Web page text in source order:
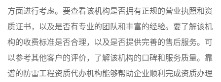
方面进行考虑。要查看该机构是否拥有正规的营业执照和资
质证书，以及是否有专业的团队和丰富的经验。要了解该机
构的收费标准是否合理，以及是否提供完善的售后服务。可
以参考其他客户的评价，了解该机构的口碑和服务质量。靠
谱的防雷工程资质代办机构能够帮助企业顺利完成资质办理